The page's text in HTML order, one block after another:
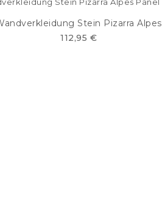
Stein Pizarra Alpes
112,95 €